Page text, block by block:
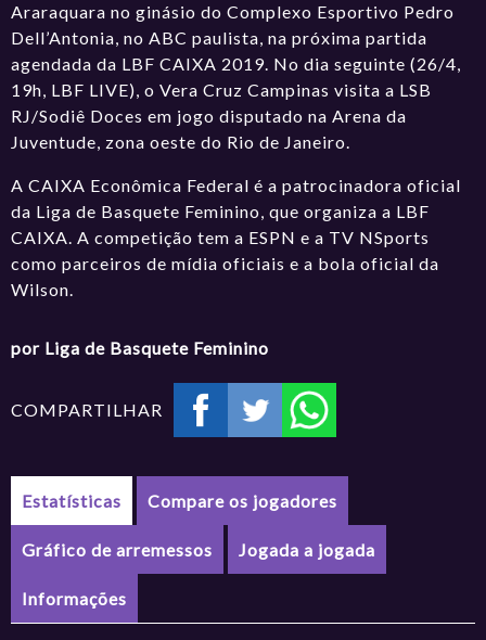
Araraquara no ginásio do Complexo Esportivo Pedro
Dell’Antonia, no ABC paulista, na próxima partida
agendada da LBF CAIXA 2019. No dia seguinte (26/4,
19h, LBF LIVE), o Vera Cruz Campinas visita a LSB
RJ/Sodiê Doces em jogo disputado na Arena da
Juventude, zona oeste do Rio de Janeiro.
A CAIXA Econômica Federal é a patrocinadora oficial
da Liga de Basquete Feminino, que organiza a LBF
CAIXA. A competição tem a ESPN e a TV NSports
como parceiros de mídia oficiais e a bola oficial da
Wilson.
por Liga de Basquete Feminino
COMPARTILHAR
Estatísticas Compare os jogadores
Gráfico de arremessos Jogada a jogada
Informações